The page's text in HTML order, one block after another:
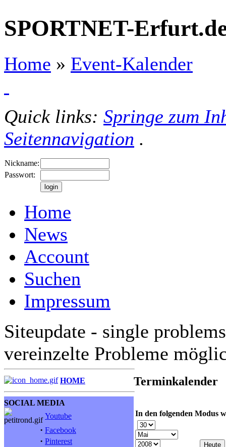
SPORTNET-
Home » Event-Kalender
Quick links: Springe zum
Seitennavigation .
Nickname:
Passwort:
Home
News
Account
Suchen
Impressum
Siteupdate - single
vereinzelte Probleme
HOME
SOCIAL MEDIA
Youtube
· Facebook
· Pinterest
Terminkalender
In den folgenden Modus